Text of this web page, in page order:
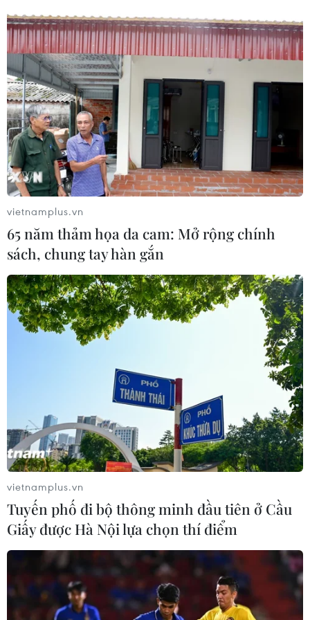
vietnamplus.vn
65 năm thảm họa da cam: Mở rộng chính
sách, chung tay hàn gắn
vietnamplus.vn
Tuyến phố đi bộ thông minh đầu tiên ở Cầu
Giấy được Hà Nội lựa chọn thí điểm